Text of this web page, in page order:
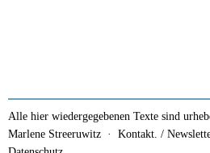
Alle hier wiedergegebenen Texte sind
Marlene Streeruwitz · Kontakt. /